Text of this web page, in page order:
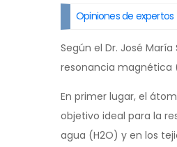
Opiniones de expertos
Según el Dr. José
resonancia magnética
En primer lugar, el
objetivo ideal para la
agua (H2O) y en los